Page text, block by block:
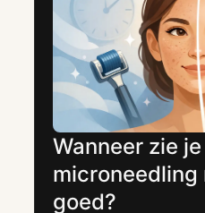
Wanneer zie je
goed?